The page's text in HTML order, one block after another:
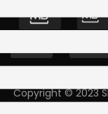
Copyright © 2023